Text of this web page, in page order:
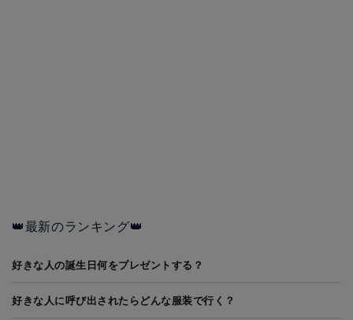
👑最新のランキング👑
好きな人の誕生日何をプレゼントする？
好きな人に呼び出されたらどんな服装で行く？